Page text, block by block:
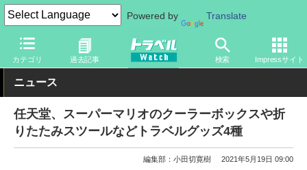
Powered by Translate
カテゴリ 過去記事 検索 Impressサイト
トラベル Watch 旅のアイテム 旅行グッズ バッグ
ニュース
任天堂、スーパーマリオのクーラーボックスや折
りたたみスツールなどトラベルグッズ4種
編集部：小田切寛樹 2021年5月19日 09:00